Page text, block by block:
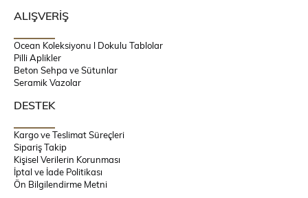
ALIŞVERİŞ
Ocean Koleksiyonu l Dokulu Tablolar
Pilli Aplikler
Beton Sehpa ve Sütunlar
Seramik Vazolar
DESTEK
Kargo ve Teslimat Süreçleri
Sipariş Takip
Kişisel Verilerin Korunması
İptal ve İade Politikası
Ön Bilgilendirme Metni